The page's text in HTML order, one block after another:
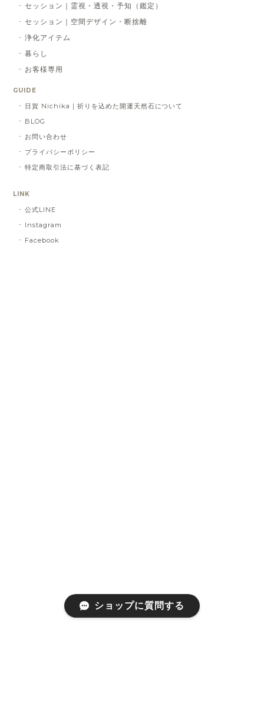
セッション｜霊視・透視・予知（鑑定）
セッション｜空間デザイン・断捨離
浄化アイテム
暮らし
お客様専用
GUIDE
日賀 Nichika｜祈りを込めた開運天然石について
BLOG
お問い合わせ
プライバシーポリシー
特定商取引法に基づく表記
LINK
公式LINE
Instagram
Facebook
ショップに質問する